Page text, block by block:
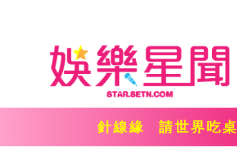
針線緣 請世界吃桌